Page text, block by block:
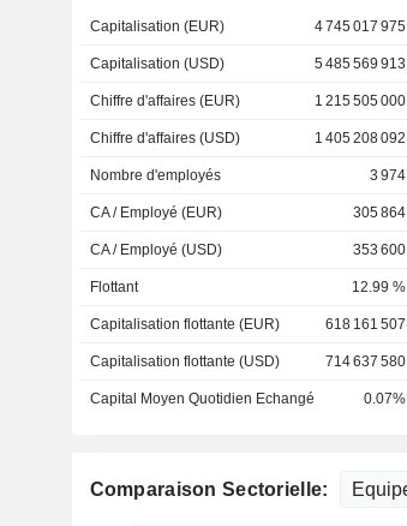
Capitalisation (EUR) 4 745 017 975
Capitalisation (USD) 5 485 569 913
Chiffre d'affaires (EUR) 1 215 505 000
Chiffre d'affaires (USD) 1 405 208 092
Nombre d'employés 3 974
CA / Employé (EUR) 305 864
CA / Employé (USD) 353 600
Flottant 12.99 %
Capitalisation flottante (EUR) 618 161 507
Capitalisation flottante (USD) 714 637 580
Capital Moyen Quotidien Echangé 0.07%
Comparaison Sectorielle: